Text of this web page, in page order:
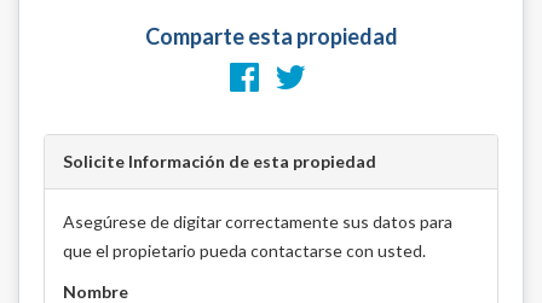
Comparte esta propiedad
Solicite Información de esta propiedad
Asegúrese de digitar correctamente sus datos para
que el propietario pueda contactarse con usted.
Nombre